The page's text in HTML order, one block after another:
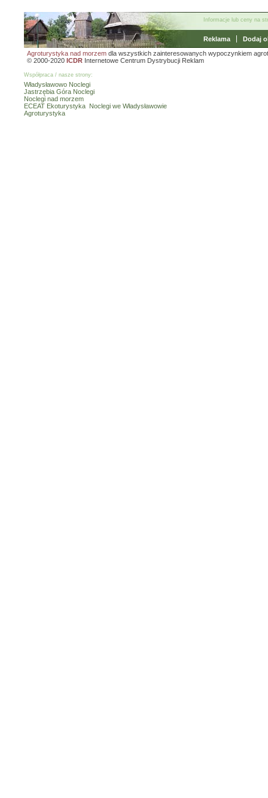
Informacje lub ceny na
Reklama
Dodaj
Agroturystyka nad morzem dla wszystkich zainteresowanych wypoczynkiem
© 2000-2020 ICDR Internetowe Centrum Dystrybucji Reklam
Współpraca / nasze strony:
Władysławowo Noclegi
Jastrzębia Góra Noclegi
Noclegi nad morzem
ECEAT Ekoturystyka Noclegi we Władysławowie
Agroturystyka